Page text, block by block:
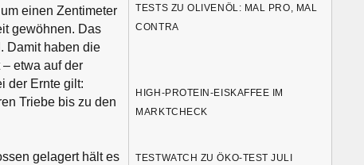
einen Zentimeter
gewöhnen. Das
Damit haben die
etwa auf der
der Ernte gilt:
Triebe bis zu den
gelagert hält es
TESTS ZU OLIVENÖL: MAL PRO, MAL
CONTRA
HIGH-PROTEIN-EISKAFFEE IM
MARKTCHECK
TESTWATCH ZU ÖKO-TEST JULI